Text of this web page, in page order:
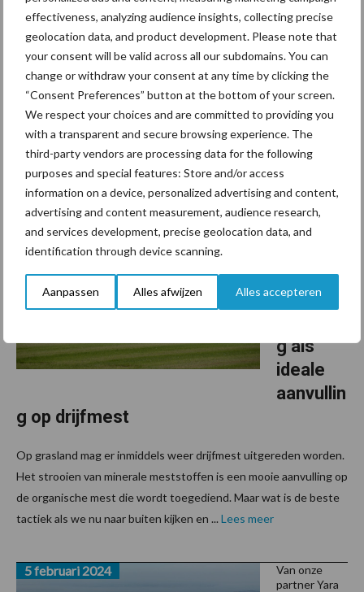
effectiveness, analyzing audience insights, collecting precise
geolocation data, and product development. Please note that
your consent will be valid across all our subdomains. You can
change or withdraw your consent at any time by clicking the
“Consent Preferences” button at the bottom of your screen.
We respect your choices and are committed to providing you
with a transparent and secure browsing experience. The
third-party vendors are processing data for the following
purposes and special features: Store and/or access
information on a device, personalized advertising and content,
advertising and content measurement, audience research,
and services development, precise geolocation data, and
identification through device scanning.
Aanpassen Alles afwijzen Alles accepteren
uw
optimale
bemesting
Met YaraPlus GrassN berekent u het beste strooimoment voor
een optimale benutting van uw stikstof- en fosfaatruimte. U
krijgt inzicht in de bijgroei en ontwikkeling van ruweiwit en het
optimale maaimoment op basis van uw eigen ...Lees meer
Van onze
partner Yara
T |
Zwavelb
g als
ideale
aanvullin
g op drijfmest
22 februari 2024
Op grasland mag er inmiddels weer drijfmest uitgereden worden.
Het strooien van minerale meststoffen is een mooie aanvulling op
de organische mest die wordt toegediend. Maar wat is de beste
tactiek als we nu naar buiten kijken en ... Lees meer
Van onze
partner Yara
5 februari 2024